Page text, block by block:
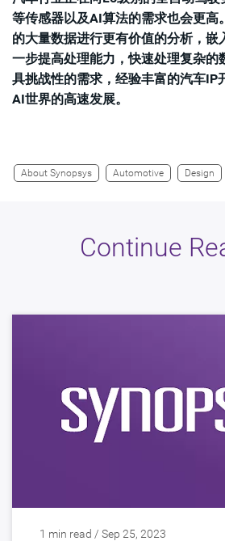
等传感器以及AI算法的需求也会更高
的大量数据进行更有价值的分析，嵌
一步提高处理能力，快速处理复杂的
具挑战性的需求，经验丰富的汽车IP
AI世界的高速发展。
About Synopsys Automotive Design
Continue
1 min read / Sep 25, 2023